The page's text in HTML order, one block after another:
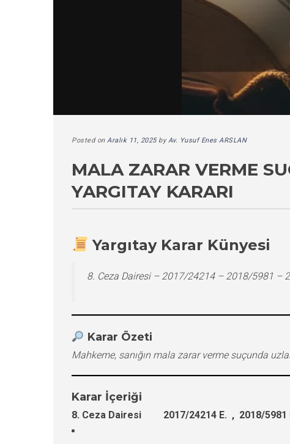
Posted on Aralık 11, 2025byAv. Yusuf Enes ARSLAN
MALA ZARAR VERME
YARGITAY KARARI
Yargıtay Karar Künyesi
8. Ceza Dairesi – 2017/24214 – 2018/5981 –
Karar Özeti
Mahkeme, sanığın mala zarar verme suçunda
Karar İçeriği
8. Ceza Dairesi 2017/24214 E. , 2018/5981